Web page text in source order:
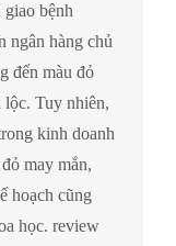
bệnh
ngân hàng chủ
đến màu đỏ
lộc. Tuy nhiên,
kinh doanh
may mắn,
hoạch cũng
học. review